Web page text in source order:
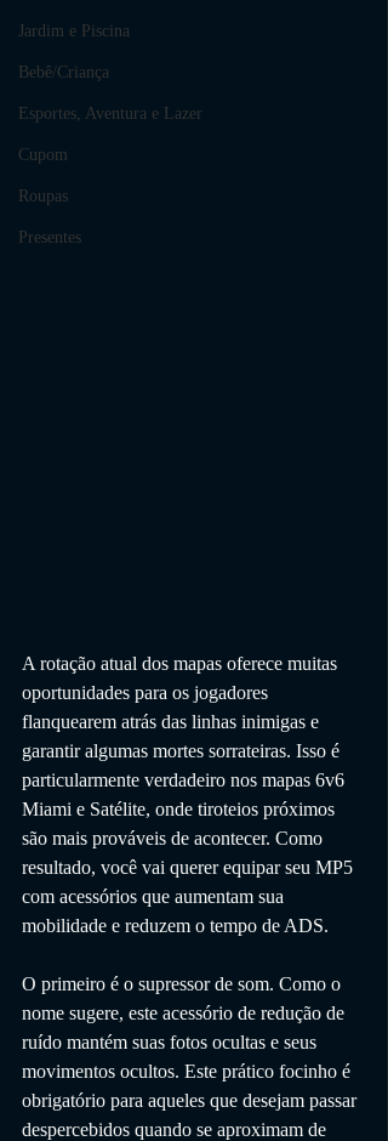
Jardim e Piscina
Bebê/Criança
Esportes, Aventura e Lazer
Cupom
Roupas
Presentes
A rotação atual dos mapas oferece muitas
oportunidades para os jogadores
flanquearem atrás das linhas inimigas e
garantir algumas mortes sorrateiras. Isso é
particularmente verdadeiro nos mapas 6v6
Miami e Satélite, onde tiroteios próximos
são mais prováveis ​​de acontecer. Como
resultado, você vai querer equipar seu MP5
com acessórios que aumentam sua
mobilidade e reduzem o tempo de ADS.
O primeiro é o supressor de som. Como o
nome sugere, este acessório de redução de
ruído mantém suas fotos ocultas e seus
movimentos ocultos. Este prático focinho é
obrigatório para aqueles que desejam passar
despercebidos quando se aproximam de